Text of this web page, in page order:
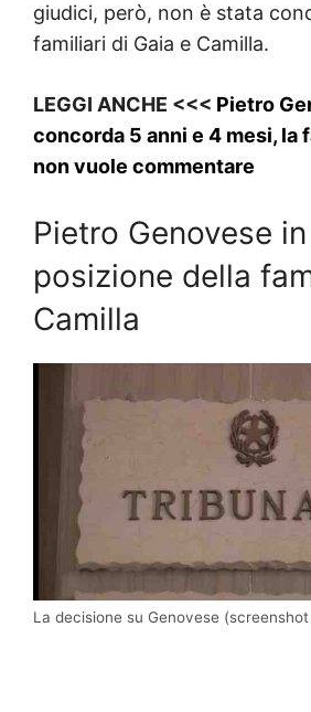
giudici, però, non è stata
familiari di Gaia e Camilla.
LEGGI ANCHE <<< Pietro
concorda 5 anni e 4 mesi, la
non vuole commentare
Pietro Genovese
posizione della
Camilla
La decisione su Genovese